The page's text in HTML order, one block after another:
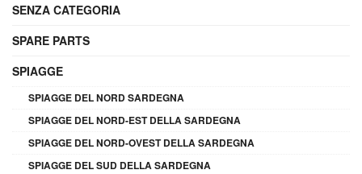
SENZA CATEGORIA
SPARE PARTS
SPIAGGE
SPIAGGE DEL NORD SARDEGNA
SPIAGGE DEL NORD-EST DELLA SARDEGNA
SPIAGGE DEL NORD-OVEST DELLA SARDEGNA
SPIAGGE DEL SUD DELLA SARDEGNA